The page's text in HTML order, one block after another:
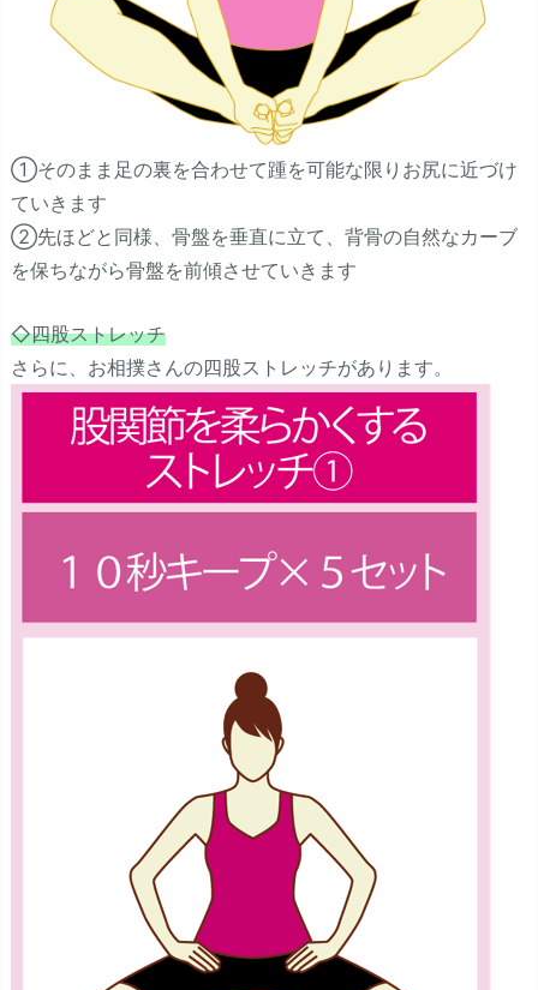
①そのまま足の裏を合わせて踵を可能な限りお尻に近づけ
ていきます
②先ほどと同様、骨盤を垂直に立て、背骨の自然なカーブ
を保ちながら骨盤を前傾させていきます
◇四股ストレッチ
さらに、お相撲さんの四股ストレッチがあります。